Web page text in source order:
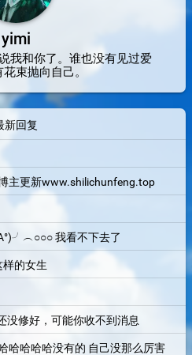
yimi
我和你了。谁也没有见过爱
束抛向自己。
新回复
主更新www.shilichunfeng.top
我看不下去了
样的女生
没修好，可能你收不到消息
哈哈哈哈没有的 自己没那么厉害